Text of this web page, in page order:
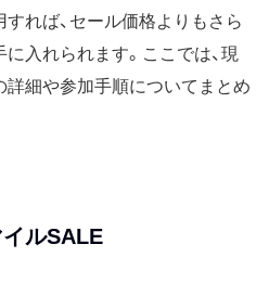
れば、セール価格よりもさら
入れられます。ここでは、現
細や参加手順についてまとめ
イルSALE